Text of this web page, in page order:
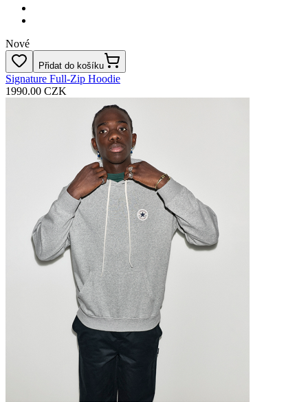
Nové
Přidat do košíku
Signature Full‑Zip Hoodie
1990.00 CZK